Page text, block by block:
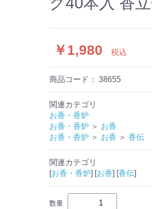
￥1,980 税込
商品コード： 38655
関連カテゴリ
お香・香炉
お香・香炉 ＞ お香
お香・香炉 ＞ お香 ＞ 香伝
関連カテゴリ
[お香・香炉] [お香] [香伝]
数量